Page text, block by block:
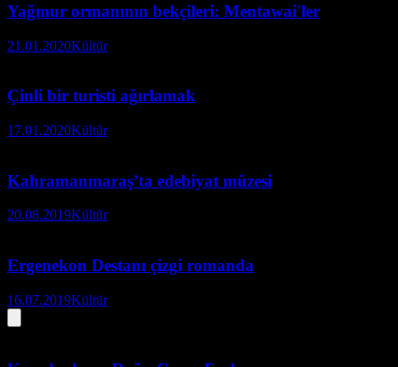
Yağmur ormanının bekçileri: Mentawai'ler
21.01.2020Kültür
Çinli bir turisti ağırlamak
17.01.2020Kültür
Kahramanmaraş’ta edebiyat müzesi
20.08.2019Kültür
Ergenekon Destanı çizgi romanda
16.07.2019Kültür